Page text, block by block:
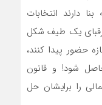
دارند انتخابات
یک طیف شکل
حضور پیدا کنند،
شود! و قانون
را برایشان حل